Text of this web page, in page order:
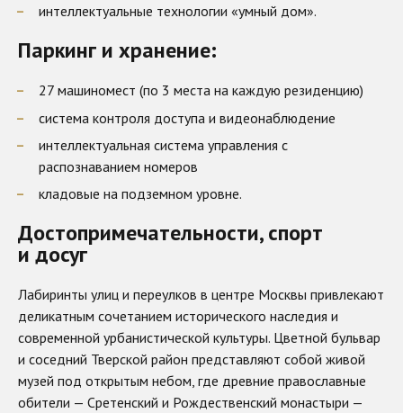
интеллектуальные технологии «умный дом».​​
Паркинг и хранение:
27 машиномест (по 3 места на каждую резиденцию)
система контроля доступа и видеонаблюдение
интеллектуальная система управления с
распознаванием номеров
кладовые на подземном уровне.​
Достопримечательности, спорт
и досуг
Лабиринты улиц и переулков в центре Москвы привлекают
деликатным сочетанием исторического наследия и
современной урбанистической культуры. Цветной бульвар
и соседний Тверской район представляют собой живой
музей под открытым небом, где древние православные
обители — Сретенский и Рождественский монастыри —